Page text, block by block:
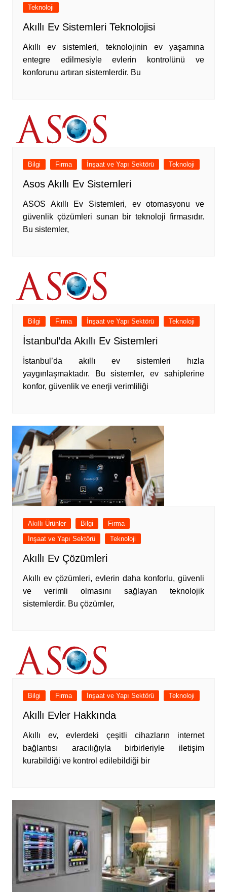
Teknoloji
Akıllı Ev Sistemleri Teknolojisi
Akıllı ev sistemleri, teknolojinin ev yaşamına
entegre edilmesiyle evlerin kontrolünü ve
konforunu artıran sistemlerdir. Bu
Bilgi Firma İnşaat ve Yapı Sektörü Teknoloji
Asos Akıllı Ev Sistemleri
ASOS Akıllı Ev Sistemleri, ev otomasyonu ve
güvenlik çözümleri sunan bir teknoloji firmasıdır.
Bu sistemler,
Bilgi Firma İnşaat ve Yapı Sektörü Teknoloji
İstanbul’da Akıllı Ev Sistemleri
İstanbul’da akıllı ev sistemleri hızla
yaygınlaşmaktadır. Bu sistemler, ev sahiplerine
konfor, güvenlik ve enerji verimliliği
Akıllı Ürünler Bilgi
Firma
İnşaat ve Yapı Sektörü
Teknoloji
Akıllı Ev Çözümleri
Akıllı ev çözümleri, evlerin daha konforlu, güvenli
ve verimli olmasını sağlayan teknolojik
sistemlerdir. Bu çözümler,
Bilgi Firma İnşaat ve Yapı Sektörü Teknoloji
Akıllı Evler Hakkında
Akıllı ev, evlerdeki çeşitli cihazların internet
bağlantısı aracılığıyla birbirleriyle iletişim
kurabildiği ve kontrol edilebildiği bir